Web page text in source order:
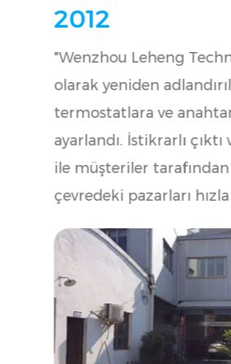
Bilim ve teknolojinin
ilerlemesi ile üretim
ekipmanlarını,
makinelerini ve diğer
tanıttık. Ürünlerimiz
giderek olgunlaştı ve
pazara giriyor.